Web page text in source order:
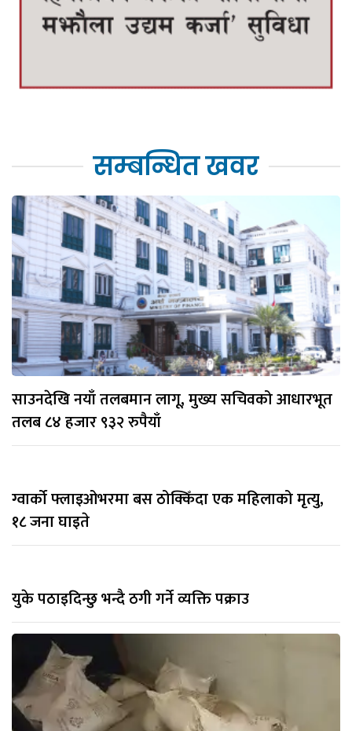
सम्बन्धित खवर
साउनदेखि नयाँ तलबमान लागू, मुख्य सचिवको आधारभूत
तलब ८४ हजार ९३२ रुपैयाँ
ग्वार्को फ्लाइओभरमा बस ठोक्किँदा एक महिलाको मृत्यु,
१८ जना घाइते
युके पठाइदिन्छु भन्दै ठगी गर्ने व्यक्ति पक्राउ